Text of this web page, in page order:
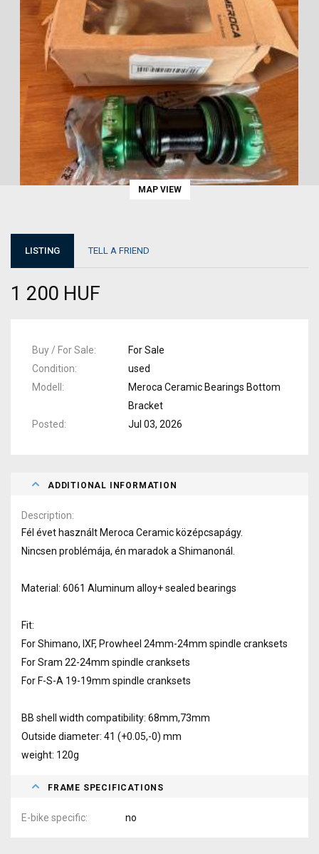
MAP VIEW
LISTING TELL A FRIEND
1 200 HUF
Buy / For Sale
For Sale
Condition
used
Modell
Meroca Ceramic Bearings Bottom
Bracket
Posted
Jul 03, 2026
ADDITIONAL INFORMATION
Description
Fél évet használt Meroca Ceramic középcsapágy.
Nincsen problémája, én maradok a Shimanonál.
Material: 6061 Aluminum alloy+ sealed bearings
Fit:
For Shimano, IXF, Prowheel 24mm-24mm spindle cranksets
For Sram 22-24mm spindle cranksets
For F-S-A 19-19mm spindle cranksets
BB shell width compatibility: 68mm,73mm
Outside diameter: 41 (+0.05,-0) mm
weight: 120g
FRAME SPECIFICATIONS
E-bike specific no